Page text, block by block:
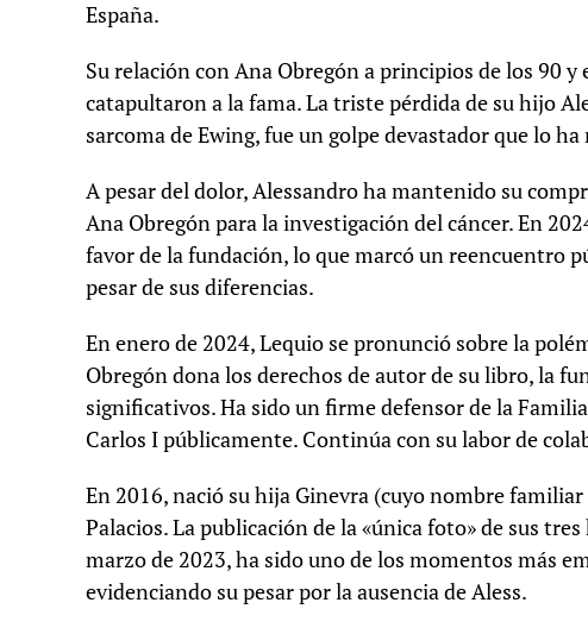
España.
Su relación con Ana Obregón a principios de los 90
catapultaron a la fama. La triste pérdida de su hijo
sarcoma de Ewing, fue un golpe devastador que lo
A pesar del dolor, Alessandro ha mantenido su
Ana Obregón para la investigación del cáncer. En
favor de la fundación, lo que marcó un reencuentro
pesar de sus diferencias.
En enero de 2024, Lequio se pronunció sobre la
Obregón dona los derechos de autor de su libro, la
significativos. Ha sido un firme defensor de la
Carlos I públicamente. Continúa con su labor de
En 2016, nació su hija Ginevra (cuyo nombre
Palacios. La publicación de la «única foto» de sus
marzo de 2023, ha sido uno de los momentos más
evidenciando su pesar por la ausencia de Aless.